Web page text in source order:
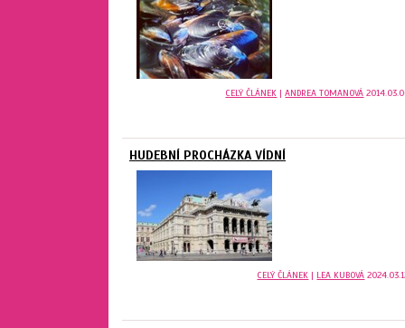
CELÝ ČLÁNEK |ANDREA TOMANOVÁ
HUDEBNÍ PROCHÁZKA VÍDNÍ
CELÝ ČLÁNEK | LEA KUBOVÁ